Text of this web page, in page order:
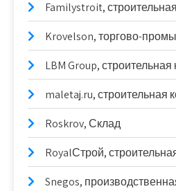
Familystroit,
Krovelson, торгово-
LBM Group,
maletaj.ru, строительная
Roskrov, Склад
RoyalСтрой,
Snegos,